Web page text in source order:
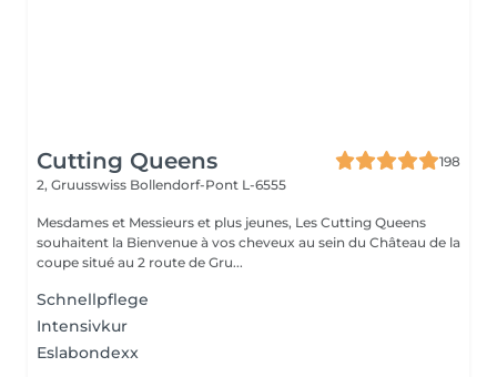
Cutting Queens
198
2, Gruusswiss Bollendorf-Pont L-6555
Mesdames et Messieurs et plus jeunes, Les Cutting Queens
souhaitent la Bienvenue à vos cheveux au sein du Château de la
coupe situé au 2 route de Gru...
Schnellpflege
Intensivkur
Eslabondexx